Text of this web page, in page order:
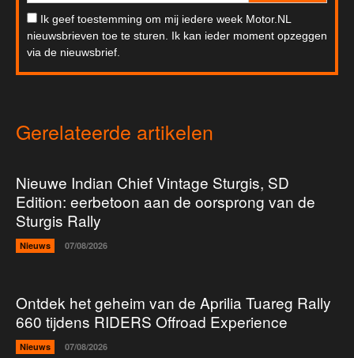
Ik geef toestemming om mij iedere week Motor.NL
nieuwsbrieven toe te sturen. Ik kan ieder moment opzeggen
via de nieuwsbrief.
Gerelateerde artikelen
Nieuwe Indian Chief Vintage Sturgis, SD
Edition: eerbetoon aan de oorsprong van de
Sturgis Rally
Nieuws 07/08/2026
Ontdek het geheim van de Aprilia Tuareg Rally
660 tijdens RIDERS Offroad Experience
Nieuws 07/08/2026